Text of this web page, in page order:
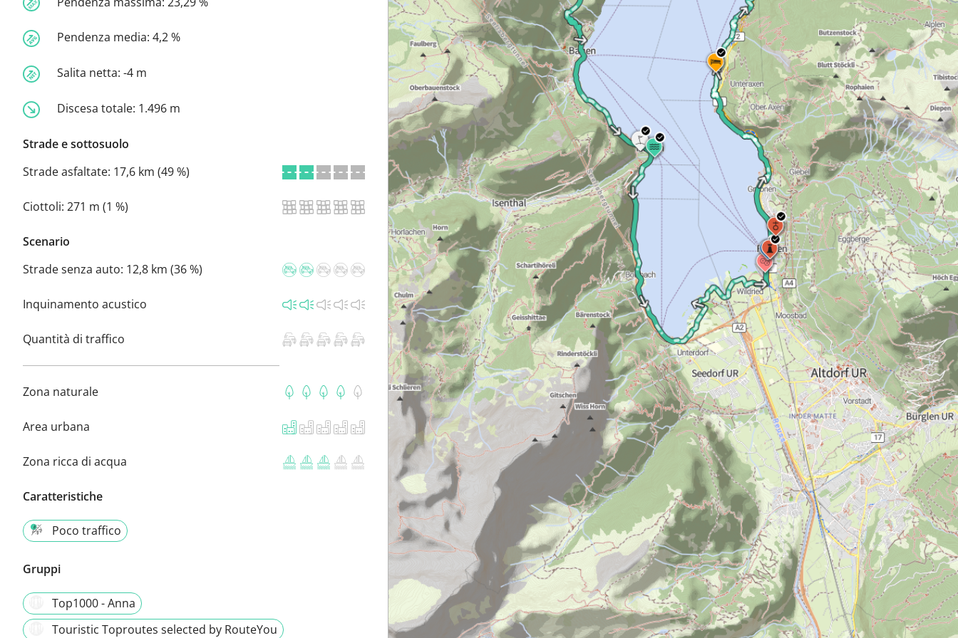
Pendenza media: 4,2 %
Salita netta: -4 m
Discesa totale: 1.496 m
Strade e sottosuolo
Strade asfaltate: 17,6 km (49 %)
Ciottoli: 271 m (1 %)
Scenario
Strade senza auto: 12,8 km (36 %)
Inquinamento acustico
Quantità di traffico
Zona naturale
Area urbana
Zona ricca di acqua
Caratteristiche
Poco traffico
Gruppi
Top1000 - Anna
Touristic Toproutes selected by RouteYou